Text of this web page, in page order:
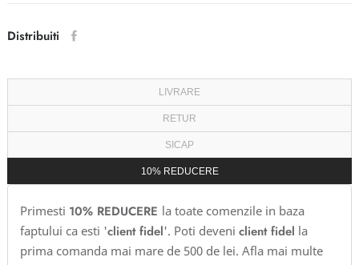
Distribuiti
LIVRARE
RETUR
SICAP
10% REDUCERE
Primesti 10% REDUCERE la toate comenzile in baza
faptului ca esti 'client fidel'. Poti deveni client fidel la
prima comanda mai mare de 500 de lei. Afla mai multe